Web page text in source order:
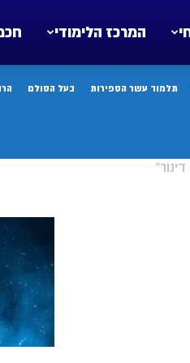
המרכז הלימודי
תלמוד עשר הספירות בעל הסולם